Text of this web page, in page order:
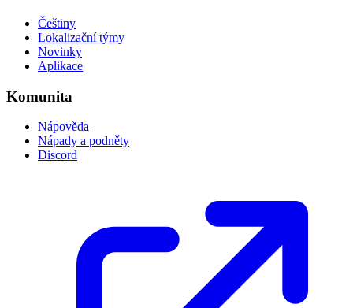
Češtiny
Lokalizační týmy
Novinky
Aplikace
Komunita
Nápověda
Nápady a podněty
Discord